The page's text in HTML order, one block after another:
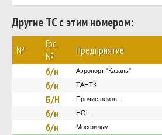
Другие ТС с этим номером:
№
Гос.
№
Предприятие
б/н Аэропорт "Казань"
б/н ТАНТК
Б/Н Прочие неизв.
б/н HGL
б/н Мосфильм